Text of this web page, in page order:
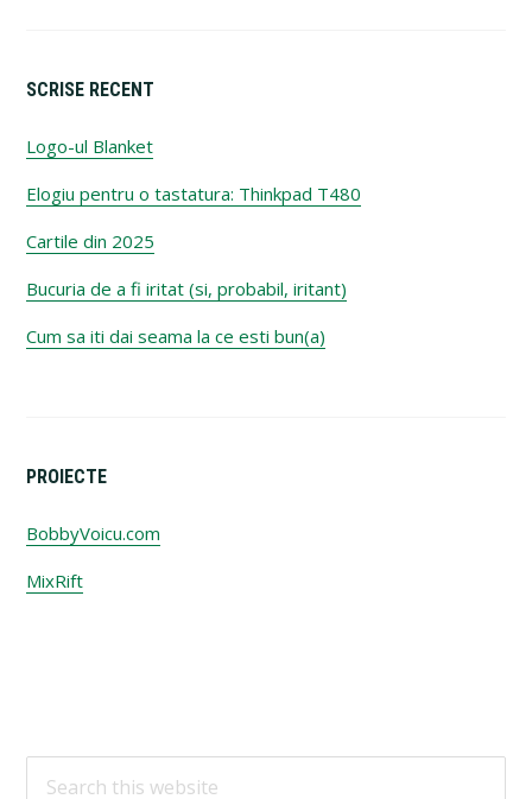
SCRISE RECENT
Logo-ul Blanket
Elogiu pentru o tastatura: Thinkpad T480
Cartile din 2025
Bucuria de a fi iritat (si, probabil, iritant)
Cum sa iti dai seama la ce esti bun(a)
PROIECTE
BobbyVoicu.com
MixRift
Footer